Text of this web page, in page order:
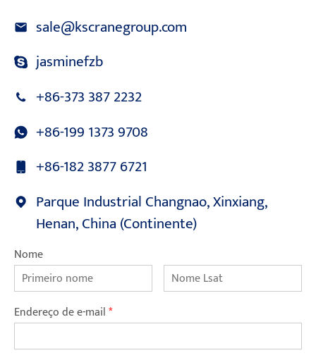
sale@kscranegroup.com
jasminefzb
+86-373 387 2232
+86-199 1373 9708
+86-182 3877 6721
Parque Industrial Changnao, Xinxiang,
Henan, China (Continente)
Nome
Endereço de e-mail*